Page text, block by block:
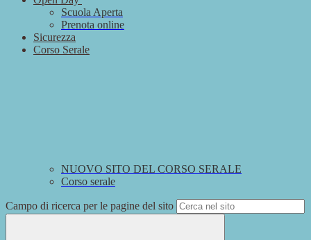
Scuola Aperta
Prenota online
Sicurezza
Corso Serale
NUOVO SITO DEL CORSO SERALE
Corso serale
Campo di ricerca per le pagine del sito